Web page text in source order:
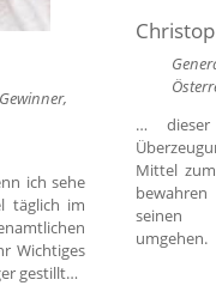
ich sehe
täglich im
Wichtiges
gestillt…
… dieser
Mittel
seinen
umgehen.